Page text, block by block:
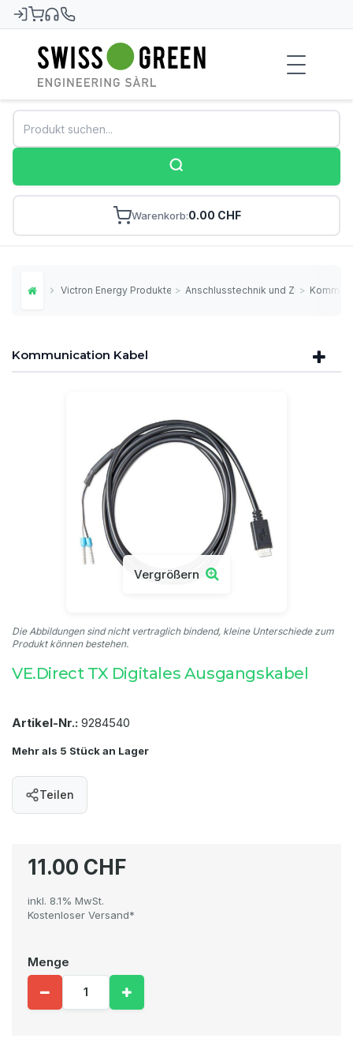
Swiss-Green
Warenkorb 0.00 CHF
Home Victron Energy Produkte > Anschlusstechnik und Zubehör
>
Kommunication Kabel
Vergrößern
Die Abbildungen sind nicht vertraglich bindend, kleine Unterschiede zum
Produkt können bestehen.
VE.Direct TX Digitales Ausgangskabel
Artikel-Nr.: 9284540
Mehr als 5 Stück an Lager
Teilen
11.00 CHF
inkl. 8.1% MwSt.
Kostenloser Versand*
Menge